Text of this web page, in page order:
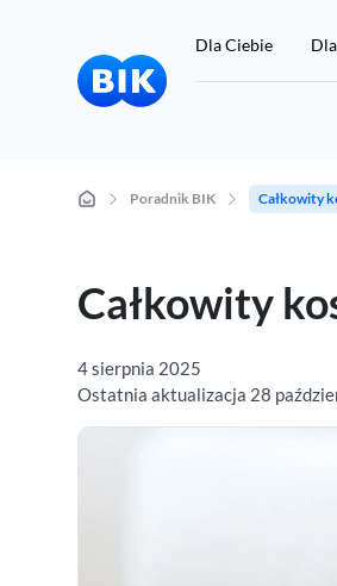
Dla Ciebie
Jeśli nie masz konta w BIK, a
Poradnik BIK Całkowity
Całkowity
4 sierpnia 2025
Ostatnia aktualizacja 28